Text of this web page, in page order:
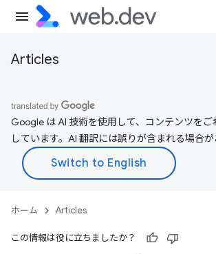
Articles
Google は AI 技術を使用して、コンテンツを
しています。AI 翻訳には誤りが含まれる場合が
ホーム Articles
この情報は役に立ちましたか？